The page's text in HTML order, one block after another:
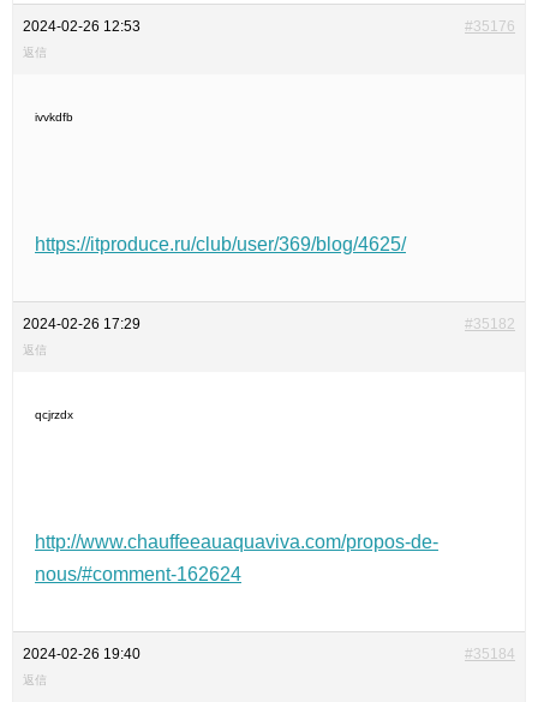
2024-02-26 12:53 #35176
返信
ivvkdfb
https://itproduce.ru/club/user/369/blog/4625/
2024-02-26 17:29 #35182
返信
qcjrzdx
http://www.chauffeeauaquaviva.com/propos-de-
nous/#comment-162624
2024-02-26 19:40 #35184
返信